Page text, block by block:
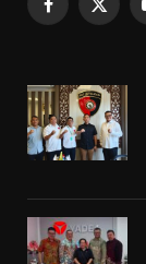
Facebook
X